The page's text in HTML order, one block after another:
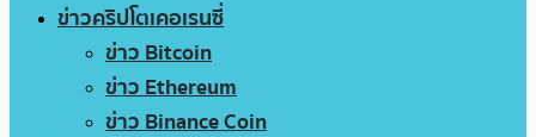
ข่าวคริปโตเคอเรนซี่
ข่าว Bitcoin
ข่าว Ethereum
ข่าว Binance Coin